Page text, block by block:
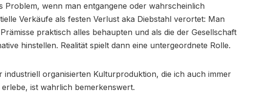
Problem, wenn man entgangene oder wahrscheinlich
Verkäufe als festen Verlust aka Diebstahl verortet: Man
praktisch alles behaupten und als die der Gesellschaft
hinstellen. Realität spielt dann eine untergeordnete Rolle.
industriell organisierten Kulturproduktion, die ich auch immer
ist wahrlich bemerkenswert.